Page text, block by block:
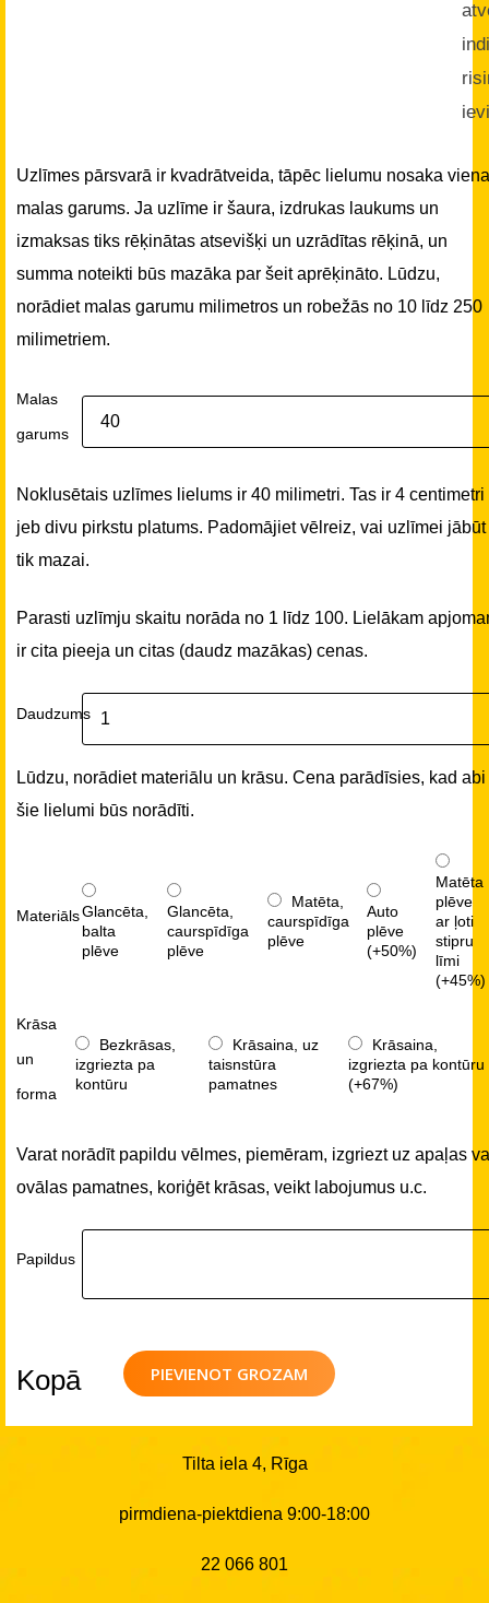
Uzlīmes pārsvarā ir kvadrātveida, tāpēc lielumu nosaka
malas garums. Ja uzlīme ir šaura, izdrukas laukums un
izmaksas tiks rēķinātas atsevišķi un uzrādītas rēķinā, un
summa noteikti būs mazāka par šeit aprēķināto. Lūdzu,
norādiet malas garumu milimetros un robežās no 10 līdz 250
milimetriem.
Malas
garums
Noklusētais uzlīmes lielums ir 40 milimetri. Tas ir 4 centimetri
jeb divu pirkstu platums. Padomājiet vēlreiz, vai uzlīmei jābūt
tik mazai.
Parasti uzlīmju skaitu norāda no 1 līdz 100. Lielākam
ir cita pieeja un citas (daudz mazākas) cenas.
Daudzums
Lūdzu, norādiet materiālu un krāsu. Cena parādīsies, kad abi
šie lielumi būs norādīti.
MateriālsGlancēta,
balta
plēve
Glancēta,
caurspīdīga
plēve
Matēta,
caurspīdīga
plēve
Auto
plēve
(+50%)
Matēta
plēve
ar ļoti
stipru
līmi
(+45%)
Krāsa
un
forma
Bezkrāsas,
izgriezta pa
kontūru
Krāsaina, uz
taisnstūra
pamatnes
Krāsaina,
izgriezta pa kontūru
(+67%)
Varat norādīt papildu vēlmes, piemēram, izgriezt uz apaļas
ovālas pamatnes, koriģēt krāsas, veikt labojumus u.c.
Papildus
PIEVIENOT GROZAM
Kopā
Tilta iela 4, Rīga
pirmdiena-piektdiena 9:00-18:00
22 066 801